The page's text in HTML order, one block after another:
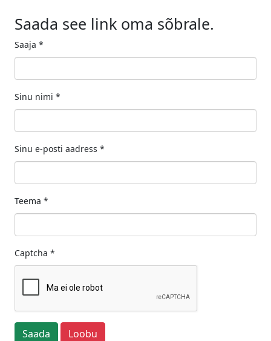
Saada see link oma sõbrale.
Saaja *
Sinu nimi *
Sinu e-posti aadress *
Teema *
Captcha *
Saada Loobu